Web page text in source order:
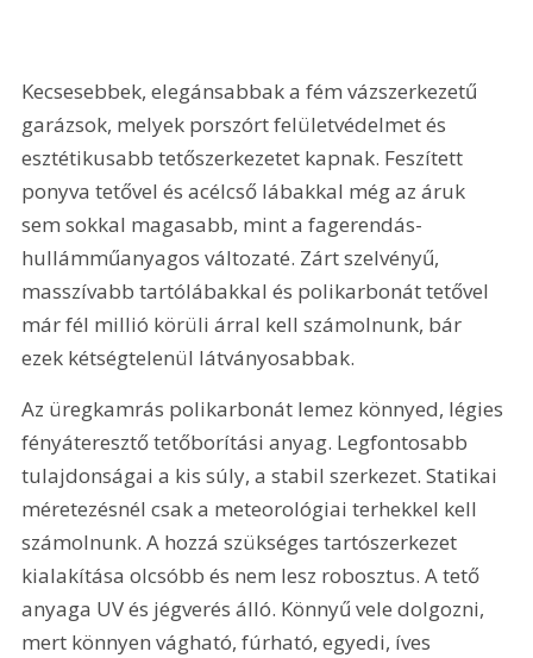
Kecsesebbek, elegánsabbak a fém vázszerkezetű
garázsok, melyek porszórt felületvédelmet és
esztétikusabb tetőszerkezetet kapnak. Feszített
ponyva tetővel és acélcső lábakkal még az áruk
sem sokkal magasabb, mint a fagerendás-
hullámműanyagos változaté. Zárt szelvényű,
masszívabb tartólábakkal és polikarbonát tetővel
már fél millió körüli árral kell számolnunk, bár
ezek kétségtelenül látványosabbak.
Az üregkamrás polikarbonát lemez könnyed, légies
fényáteresztő tetőborítási anyag. Legfontosabb
tulajdonságai a kis súly, a stabil szerkezet. Statikai
méretezésnél csak a meteorológiai terhekkel kell
számolnunk. A hozzá szükséges tartószerkezet
kialakítása olcsóbb és nem lesz robosztus. A tető
anyaga UV és jégverés álló. Könnyű vele dolgozni,
mert könnyen vágható, fúrható, egyedi, íves